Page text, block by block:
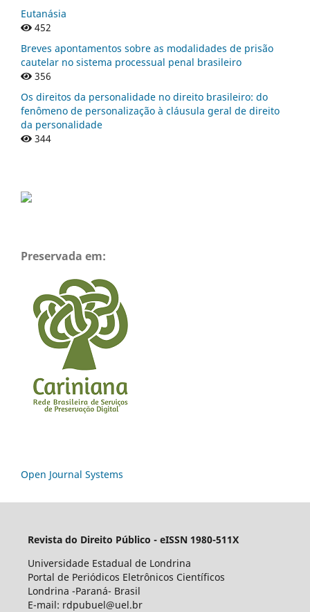
Eutanásia
452
Breves apontamentos sobre as modalidades de prisão
cautelar no sistema processual penal brasileiro
356
Os direitos da personalidade no direito brasileiro: do
fenômeno de personalização à cláusula geral de direito
da personalidade
344
Preservada em:
Open Journal Systems
Revista do Direito Público - eISSN 1980-511X
Universidade Estadual de Londrina
Portal de Periódicos Eletrônicos Científicos
Londrina -Paraná- Brasil
E-mail: rdpubuel@uel.br